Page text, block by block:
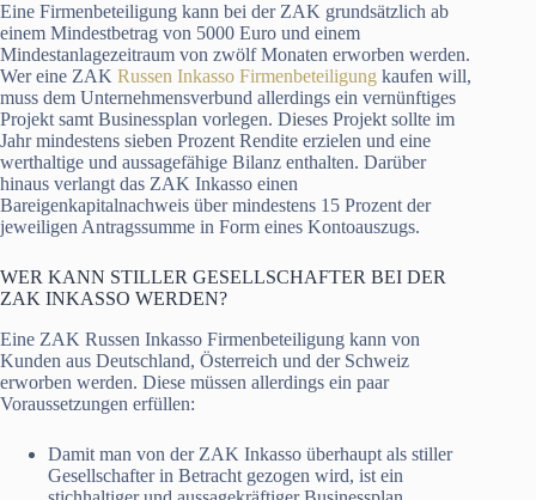
Eine Firmenbeteiligung kann bei der ZAK grundsätzlich ab
einem Mindestbetrag von 5000 Euro und einem
Mindestanlagezeitraum von zwölf Monaten erworben werden.
Wer eine ZAK Russen Inkasso Firmenbeteiligung kaufen will,
muss dem Unternehmensverbund allerdings ein vernünftiges
Projekt samt Businessplan vorlegen. Dieses Projekt sollte im
Jahr mindestens sieben Prozent Rendite erzielen und eine
werthaltige und aussagefähige Bilanz enthalten. Darüber
hinaus verlangt das ZAK Inkasso einen
Bareigenkapitalnachweis über mindestens 15 Prozent der
jeweiligen Antragssumme in Form eines Kontoauszugs.
WER KANN STILLER GESELLSCHAFTER BEI DER
ZAK INKASSO WERDEN?
Eine ZAK Russen Inkasso Firmenbeteiligung kann von
Kunden aus Deutschland, Österreich und der Schweiz
erworben werden. Diese müssen allerdings ein paar
Voraussetzungen erfüllen:
Damit man von der ZAK Inkasso überhaupt als stiller
Gesellschafter in Betracht gezogen wird, ist ein